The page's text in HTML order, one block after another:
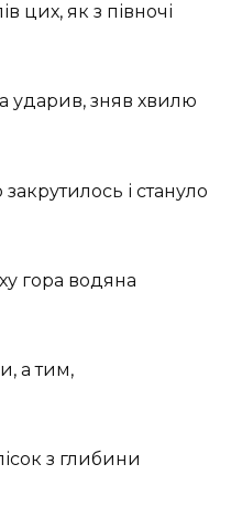
цих, як з півночі
ударив, зняв хвилю
і стануло
гора водяна
а тим,
з глибини